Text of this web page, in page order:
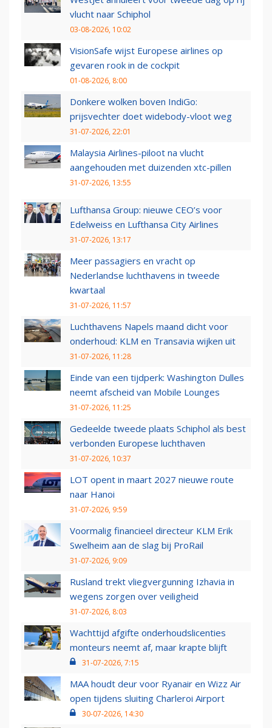
vlucht naar Schiphol
03-08-2026, 10:02
VisionSafe wijst Europese airlines op
gevaren rook in de cockpit
01-08-2026, 8:00
Donkere wolken boven IndiGo:
prijsvechter doet widebody-vloot weg
31-07-2026, 22:01
Malaysia Airlines-piloot na vlucht
aangehouden met duizenden xtc-pillen
31-07-2026, 13:55
Lufthansa Group: nieuwe CEO’s voor
Edelweiss en Lufthansa City Airlines
31-07-2026, 13:17
Meer passagiers en vracht op
Nederlandse luchthavens in tweede
kwartaal
31-07-2026, 11:57
Luchthavens Napels maand dicht voor
onderhoud: KLM en Transavia wijken uit
31-07-2026, 11:28
Einde van een tijdperk: Washington Dulles
neemt afscheid van Mobile Lounges
31-07-2026, 11:25
Gedeelde tweede plaats Schiphol als best
verbonden Europese luchthaven
31-07-2026, 10:37
LOT opent in maart 2027 nieuwe route
naar Hanoi
31-07-2026, 9:59
Voormalig financieel directeur KLM Erik
Swelheim aan de slag bij ProRail
31-07-2026, 9:09
Rusland trekt vliegvergunning Izhavia in
wegens zorgen over veiligheid
31-07-2026, 8:03
Wachttijd afgifte onderhoudslicenties
monteurs neemt af, maar krapte blijft
31-07-2026, 7:15
MAA houdt deur voor Ryanair en Wizz Air
open tijdens sluiting Charleroi Airport
30-07-2026, 14:30